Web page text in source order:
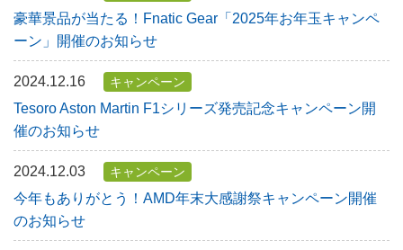
豪華景品が当たる！Fnatic Gear「2025年お年玉キャンペ
ーン」開催のお知らせ
2024.12.16 キャンペーン
Tesoro Aston Martin F1シリーズ発売記念キャンペーン開
催のお知らせ
2024.12.03 キャンペーン
今年もありがとう！AMD年末大感謝祭キャンペーン開催
のお知らせ